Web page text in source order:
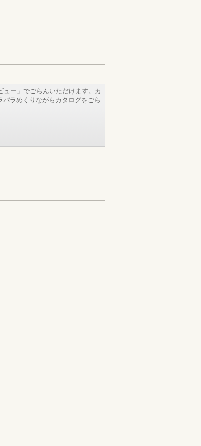
ュー」でごらんいただけます。カ
パラめくりながらカタログをごら